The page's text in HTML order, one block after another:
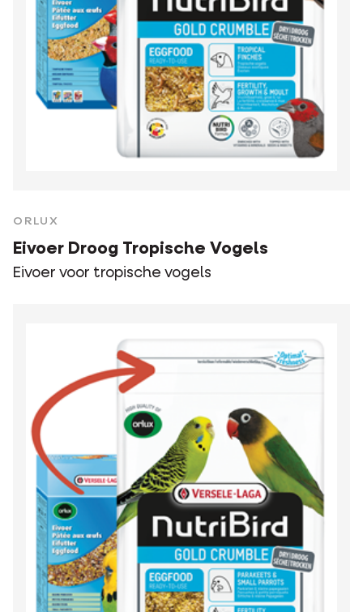
ORLUX
Eivoer Droog Tropische Vogels
Eivoer voor tropische vogels